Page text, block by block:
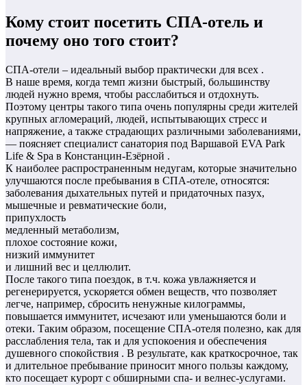
Кому стоит посетить СПА-отель и
почему оно того стоит?
СПА-отели – идеальный выбор практически для всех .
В наше время, когда темп жизни быстрый, большинству
людей нужно время, чтобы расслабиться и отдохнуть.
Поэтому центры такого типа очень популярны среди жителей
крупных агломераций, людей, испытывающих стресс и
напряжение, а также страдающих различными заболеваниями,
— поясняет специалист санатория под Варшавой EVA Park
Life & Spa в Констанцин-Езёрной .
К наиболее распространенным недугам, которые значительно
улучшаются после пребывания в СПА-отеле, относятся:
заболевания дыхательных путей и придаточных пазух,
мышечные и ревматические боли,
припухлость
медленный метаболизм,
плохое состояние кожи,
низкий иммунитет
и лишний вес и целлюлит.
После такого типа поездок, в т.ч. кожа увлажняется и
регенерируется, ускоряется обмен веществ, что позволяет
легче, например, сбросить ненужные килограммы,
повышается иммунитет, исчезают или уменьшаются боли и
отеки. Таким образом, посещение СПА-отеля полезно, как для
расслабления тела, так и для успокоения и обеспечения
душевного спокойствия . В результате, как краткосрочное, так
и длительное пребывание приносит много пользы каждому,
кто посещает курорт с обширными спа- и велнес-услугами.